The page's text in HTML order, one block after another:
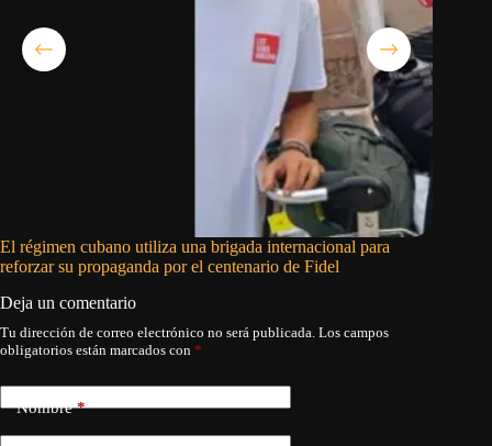
El régimen cubano utiliza una brigada internacional para
reforzar su propaganda por el centenario de Fidel
Deja un comentario
Tu dirección de correo electrónico no será publicada. Los campos
obligatorios están marcados con *
Nombre*